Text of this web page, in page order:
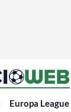
Europa League